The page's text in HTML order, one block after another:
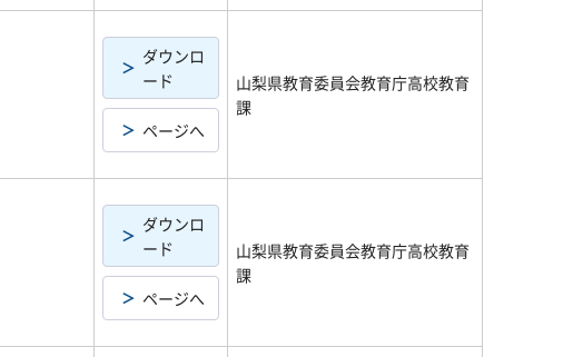
ダウンロ
ード
ページへ
山梨県教育委員会教育庁高校教育
課
ダウンロ
ード
ページへ
山梨県教育委員会教育庁高校教育
課